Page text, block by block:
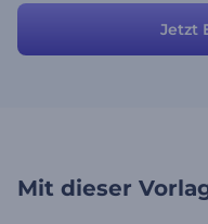
Jetzt
Mit dieser